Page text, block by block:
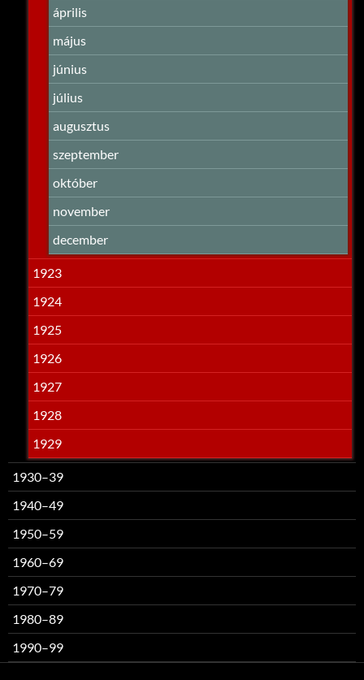
április
május
június
július
augusztus
szeptember
október
november
december
1923
1924
1925
1926
1927
1928
1929
1930–39
1940–49
1950–59
1960–69
1970–79
1980–89
1990–99